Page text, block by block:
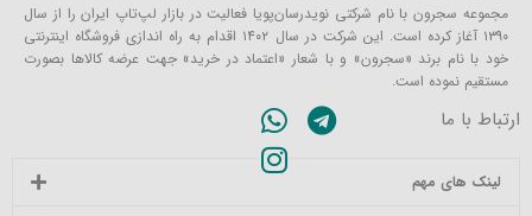
مجموعه سجرون با نام شرکتی نویدرسان‌پویا فعالیت در بازار لپ‌تاپ ایران را از سال
۱۳۹۰ آغاز کرده است. این شرکت در سال ۱۴۰۲ اقدام به راه اندازی فروشگاه اینترنتی
خود با نام برند «سجرون» و با شعار «اعتماد در خرید» جهت عرضه کالاها بصورت
مستقیم نموده است.
ارتباط با ما
لینک های مهم